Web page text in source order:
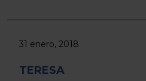
31 enero, 2018
TERESA